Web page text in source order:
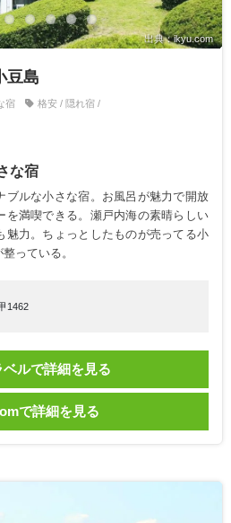
出典：ikyu.com
豆島
宿 格安 / 隠れ宿 /
な宿
ブルな小さな宿。お風呂が魅力で開放
を満喫できる。瀬戸内海の素晴らしい
魅力。ちょっとしたものが売ってる小
っている。
1462
ルで詳細を見る
で詳細を見る